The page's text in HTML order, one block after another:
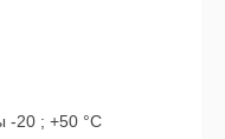
-20 ; +50 °C